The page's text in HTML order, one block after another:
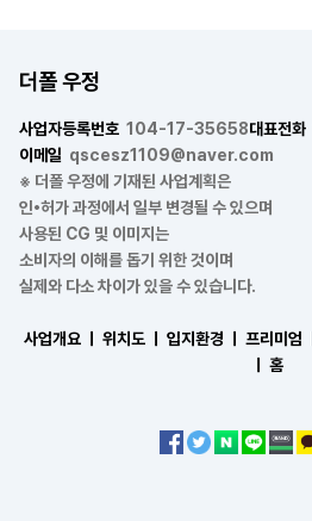
더폴 우정
사업자등록번호 104-17-35658대표전화
이메일 qscesz1109@naver.com
※ 더폴 우정에 기재된 사업계획은
인•허가 과정에서 일부 변경될 수 있으며
사용된 CG 및 이미지는
소비자의 이해를 돕기 위한 것이며
실제와 다소 차이가 있을 수 있습니다.
사업개요 ㅣ 위치도 ㅣ 입지환경 ㅣ 프리미엄 ㅣ
홈